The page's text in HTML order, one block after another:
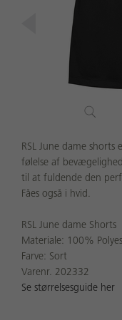
RSL June dame
følelse af
til at fuldende den
Fåes også i hvid.
RSL June dame Shorts
Materiale: 100%
Farve: Sort
Varenr. 202332
Se størrelsesguide her